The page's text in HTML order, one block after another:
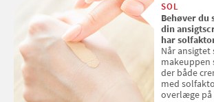
SOL
Behøver du
din
har
Når ansigtet
makeuppen
der både
med
overlæge på